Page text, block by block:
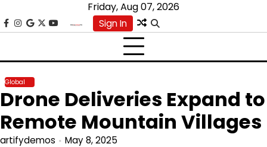
to
content
Friday, Aug 07, 2026
facebook
instagram
google
x youtube Sign In
Global
Drone Deliveries Expand to
Remote Mountain Villages
artifydemos May 8, 2025